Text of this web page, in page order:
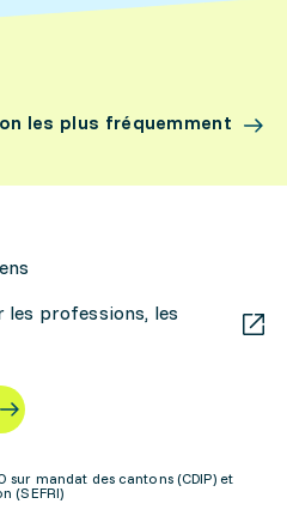
les plus fréquemment
les professions, les
mandat des cantons (CDIP) et
(SEFRI)